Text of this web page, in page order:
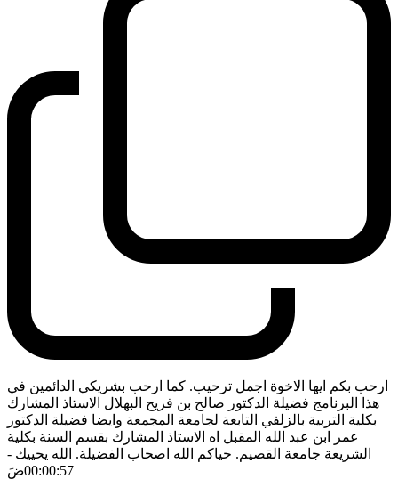
ارحب بكم ايها الاخوة اجمل ترحيب. كما ارحب بشريكي الدائمين في
هذا البرنامج فضيلة الدكتور صالح بن فريح البهلال الاستاذ المشارك
بكلية التربية بالزلفي التابعة لجامعة المجمعة وايضا فضيلة الدكتور
عمر ابن عبد الله المقبل اه الاستاذ المشارك بقسم السنة بكلية
الشريعة جامعة القصيم. حياكم الله اصحاب الفضيلة. الله يحييك -
00:00:57ضَ